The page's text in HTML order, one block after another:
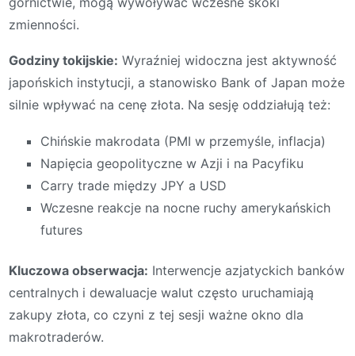
zmienności.
Godziny tokijskie: Wyraźniej widoczna jest aktywność
japońskich instytucji, a stanowisko Bank of Japan może
silnie wpływać na cenę złota. Na sesję oddziałują też:
Chińskie makrodata (PMI w przemyśle, inflacja)
Napięcia geopolityczne w Azji i na Pacyfiku
Carry trade między JPY a USD
Wczesne reakcje na nocne ruchy amerykańskich
futures
Kluczowa obserwacja: Interwencje azjatyckich banków
centralnych i dewaluacje walut często uruchamiają
zakupy złota, co czyni z tej sesji ważne okno dla
makrotraderów.